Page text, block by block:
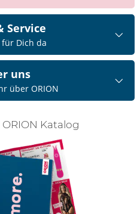
Service
Dich da
uns
über ORION
ORION Katalog